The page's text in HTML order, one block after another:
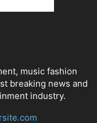
music fashion
breaking news and
industry.